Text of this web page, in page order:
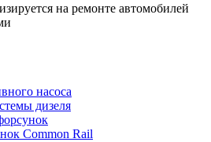
на ремонте автомобилей
насоса
дизеля
Common Rail